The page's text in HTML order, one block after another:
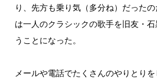
り、先方も乗り気（多分ね）だった
は一人のクラシックの歌手を旧友・
うことになった。
メールや電話でたくさんのやりとり